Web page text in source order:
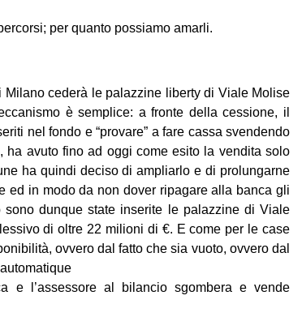
per quanto possiamo amarli.
cederà le palazzine liberty di Viale Molise
è semplice: a fronte della cessione, il
nel fondo e “provare” a fare cassa svendendo
ha avuto fino ad oggi come esito la vendita solo
ha quindi deciso di ampliarlo e di prolungarne
ed in modo da non dover ripagare alla banca gli
sono dunque state inserite le palazzine di Viale
di oltre 22 milioni di €. E come per le case
ovvero dal fatto che sia vuoto, ovvero dal
e l’assessore al bilancio sgombera e vende